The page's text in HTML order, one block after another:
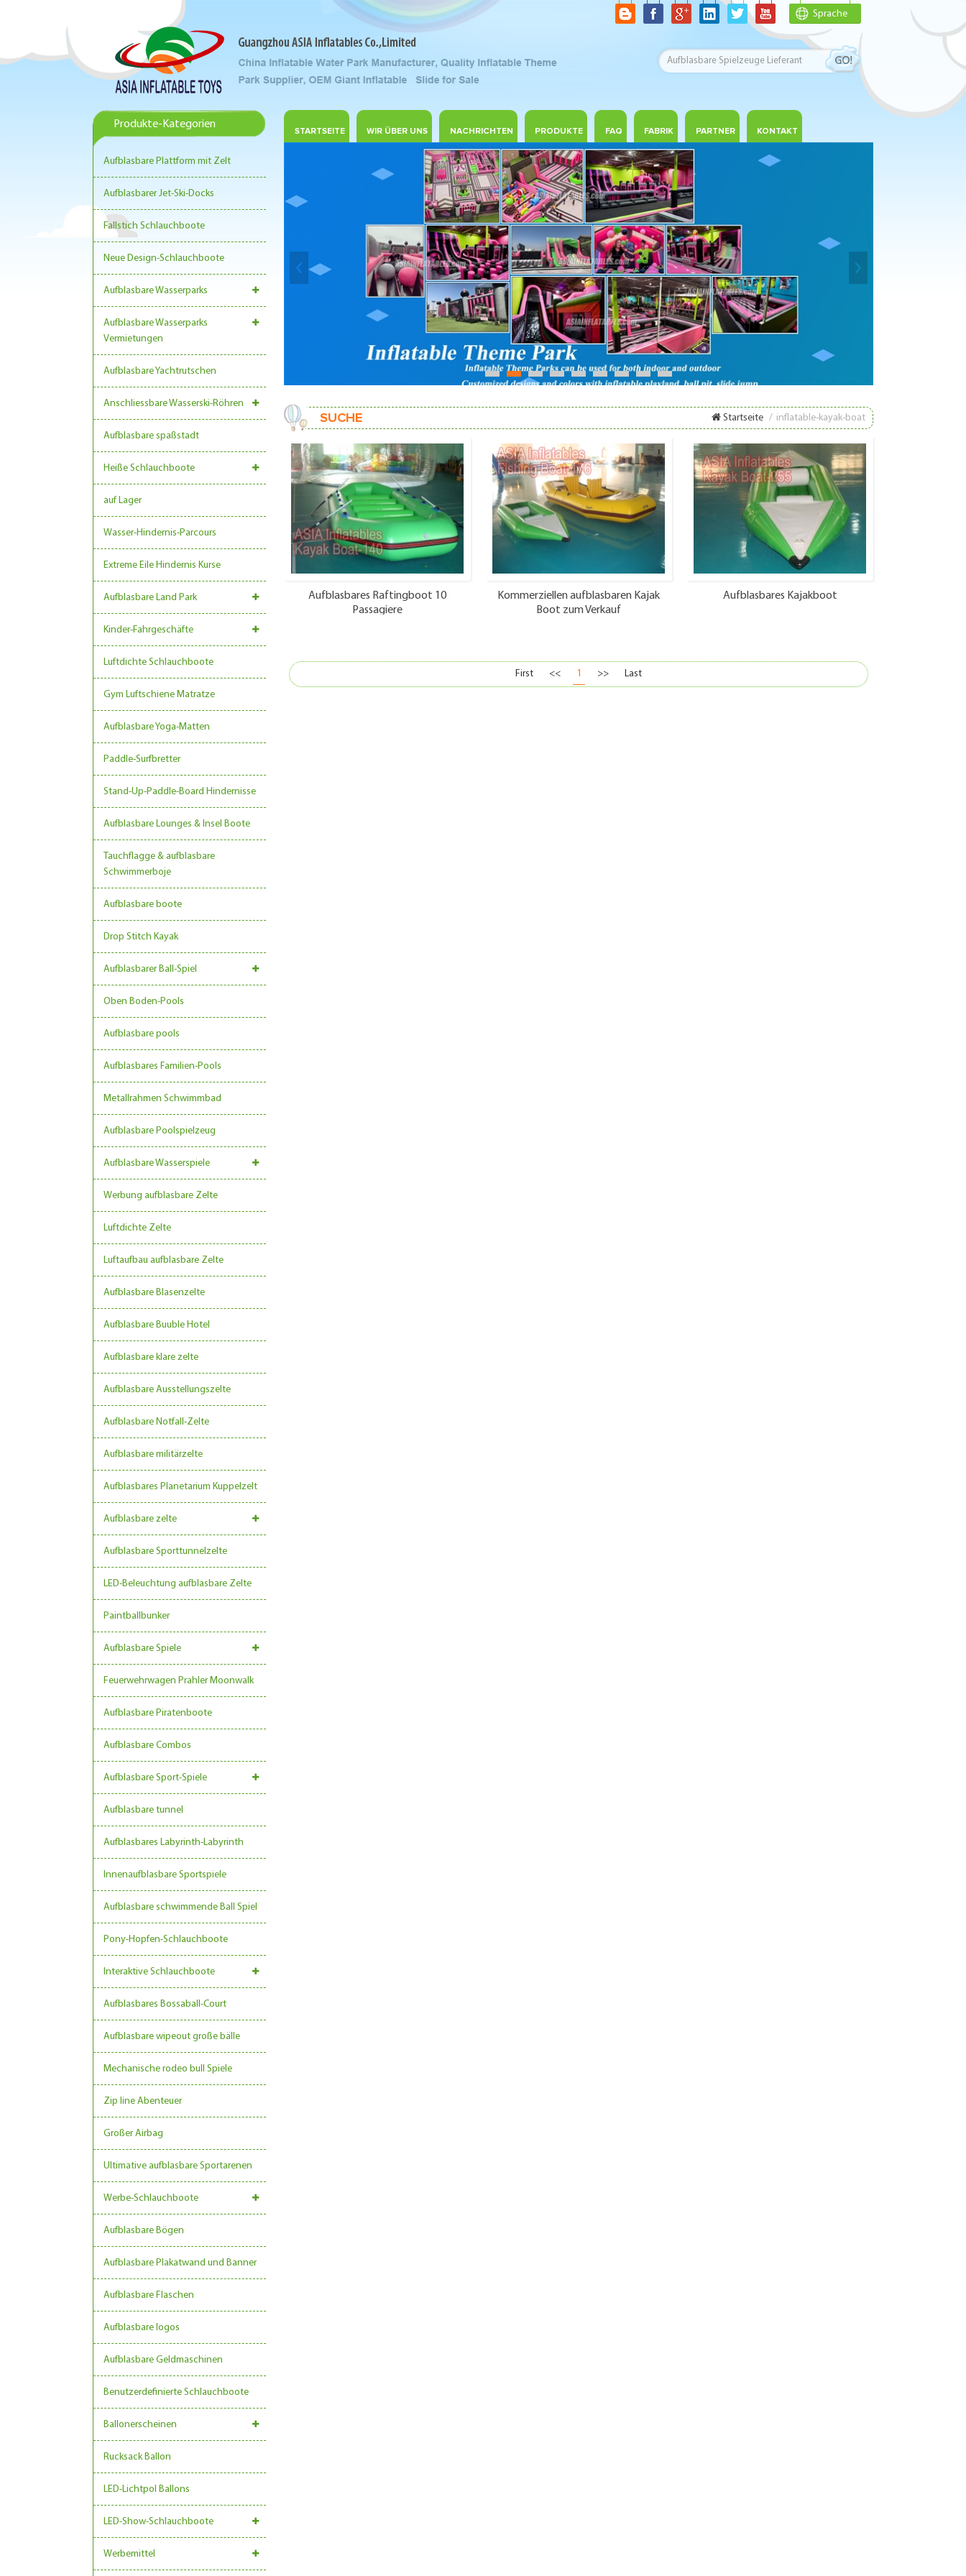
Sprache
Produkte-Kategorien
Aufblasbare Plattform mit Zelt
Aufblasbarer Jet-Ski-Docks
Fallstich Schlauchboote
Neue Design-Schlauchboote
Aufblasbare Wasserparks
Aufblasbare Wasserparks
Vermietungen
Aufblasbare Yachtrutschen
Anschliessbare Wasserski-Röhren
Aufblasbare spaßstadt
Heiße Schlauchboote
auf Lager
Wasser-Hindernis-Parcours
Extreme Eile Hindernis Kurse
Aufblasbare Land Park
Kinder-Fahrgeschäfte
Luftdichte Schlauchboote
Gym Luftschiene Matratze
Aufblasbare Yoga-Matten
Paddle-Surfbretter
Stand-Up-Paddle-Board Hindernisse
Aufblasbare Lounges & Insel Boote
Tauchflagge & aufblasbare
Schwimmerboje
Aufblasbare boote
Drop Stitch Kayak
Aufblasbarer Ball-Spiel
Oben Boden-Pools
Aufblasbare pools
Aufblasbares Familien-Pools
Metallrahmen Schwimmbad
Aufblasbare Poolspielzeug
Aufblasbare Wasserspiele
Werbung aufblasbare Zelte
Luftdichte Zelte
Luftaufbau aufblasbare Zelte
Aufblasbare Blasenzelte
Aufblasbare Buuble Hotel
Aufblasbare klare zelte
Aufblasbare Ausstellungszelte
Aufblasbare Notfall-Zelte
Aufblasbare militärzelte
Aufblasbares Planetarium Kuppelzelt
Aufblasbare zelte
Aufblasbare Sporttunnelzelte
LED-Beleuchtung aufblasbare Zelte
Paintballbunker
Aufblasbare Spiele
Feuerwehrwagen Prahler Moonwalk
Aufblasbare Piratenboote
Aufblasbare Combos
Aufblasbare Sport-Spiele
Aufblasbare tunnel
Aufblasbares Labyrinth-Labyrinth
Innenaufblasbare Sportspiele
Aufblasbare schwimmende Ball Spiel
Pony-Hopfen-Schlauchboote
Interaktive Schlauchboote
Aufblasbares Bossaball-Court
Aufblasbare wipeout große bälle
Mechanische rodeo bull Spiele
Zip line Abenteuer
Großer Airbag
Ultimative aufblasbare Sportarenen
Werbe-Schlauchboote
Aufblasbare Bögen
Aufblasbare Plakatwand und Banner
Aufblasbare Flaschen
Aufblasbare logos
Aufblasbare Geldmaschinen
Benutzerdefinierte Schlauchboote
Ballonerscheinen
Rucksack Ballon
LED-Lichtpol Ballons
LED-Show-Schlauchboote
Werbemittel
STARTSEITE WIR ÜBER UNS NACHRICHTEN PRODUKTE FAQ FABRIK PARTNER KONTAKT
1 2 3 4 5 6 7 8 9
SUCHE Startseite / inflatable-kayak-boat
Aufblasbares Raftingboot 10
Passagiere
Kommerziellen aufblasbaren Kajak
Boot zum Verkauf
Aufblasbares Kajakboot
First << 1 >> Last